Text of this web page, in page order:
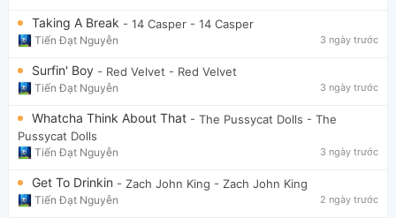
Taking A Break - 14 Casper - 14 Casper
Tiến Đạt Nguyễn 3 ngày trước
Surfin' Boy - Red Velvet - Red Velvet
Tiến Đạt Nguyễn 3 ngày trước
Whatcha Think About That - The Pussycat Dolls - The
Pussycat Dolls
Tiến Đạt Nguyễn 3 ngày trước
Get To Drinkin - Zach John King - Zach John King
Tiến Đạt Nguyễn 2 ngày trước